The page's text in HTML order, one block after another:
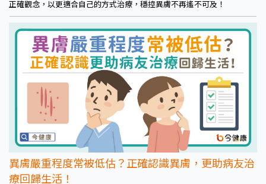
正確觀念，以更適合自己的方式治療，穩控異膚不再遙不可及！
異膚嚴重程度常被低估？正確認識異膚，更助病友治
療回歸生活！